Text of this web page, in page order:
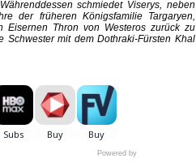
schmiedet Viserys, neben
der früheren Königsfamilie Targaryen,
Eisernen Thron von Westeros zurück zu
mit dem Dothraki-Fürsten Khal
Powered by